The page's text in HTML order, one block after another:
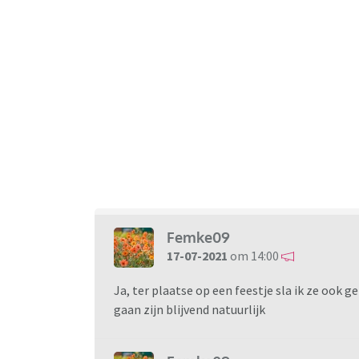
Femke09
17-07-2021 om 14:00
Ja, ter plaatse op een feestje sla ik ze ook
gaan zijn blijvend natuurlijk